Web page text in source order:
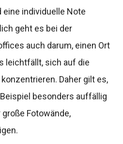
individuelle Note
geht es bei der
auch darum, einen Ort
leichtfällt, sich auf die
Daher gilt es,
besonders auffällig
Fotowände,